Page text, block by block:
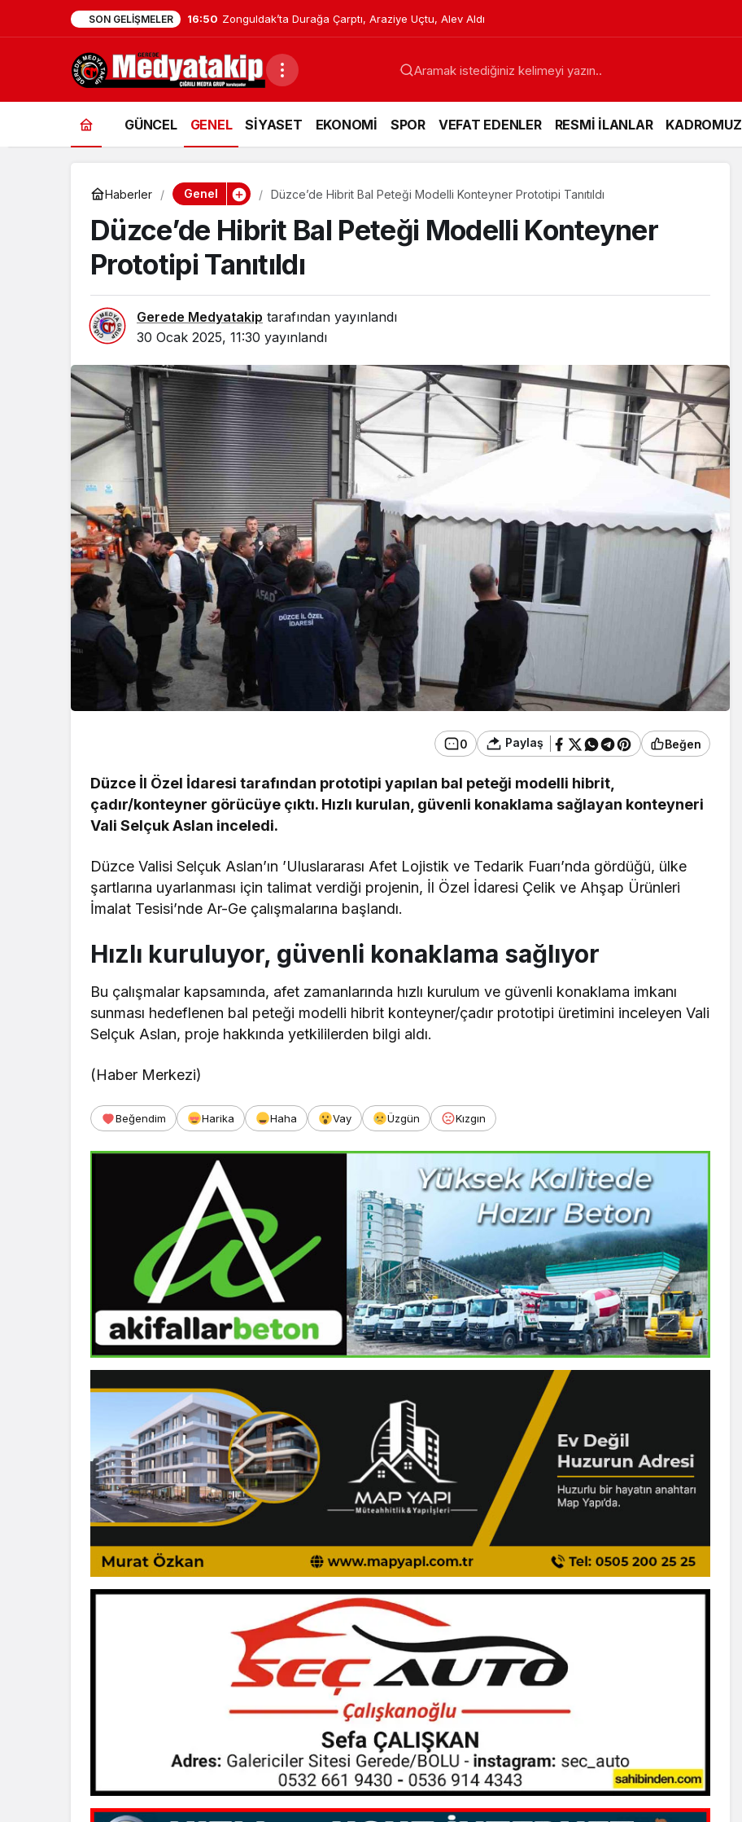
SON GELIŞMELER 16:48 Zonguldak’taki Hastaneler Afetlere Karşı Hazırlanıyor
GÜNCEL GENEL SİYASET EKONOMİ SPOR VEFAT EDENLER RESMİ İLANLAR KADROMUZ
Haberler Genel Düzce’de Hibrit Bal Peteği Modelli Konteyner Prototipi Tanıtıldı
Düzce’de Hibrit Bal Peteği Modelli Konteyner
Prototipi Tanıtıldı
Gerede Medyatakip tarafından yayınlandı
30 Ocak 2025, 11:30 yayınlandı
0 Paylaş Beğen
Düzce İl Özel İdaresi tarafından prototipi yapılan bal peteği modelli hibrit,
çadır/konteyner görücüye çıktı. Hızlı kurulan, güvenli konaklama sağlayan konteyneri
Vali Selçuk Aslan inceledi.
Düzce Valisi Selçuk Aslan’ın ’Uluslararası Afet Lojistik ve Tedarik Fuarı’nda gördüğü, ülke
şartlarına uyarlanması için talimat verdiği projenin, İl Özel İdaresi Çelik ve Ahşap Ürünleri
İmalat Tesisi’nde Ar-Ge çalışmalarına başlandı.
Hızlı kuruluyor, güvenli konaklama sağlıyor
Bu çalışmalar kapsamında, afet zamanlarında hızlı kurulum ve güvenli konaklama imkanı
sunması hedeflenen bal peteği modelli hibrit konteyner/çadır prototipi üretimini inceleyen Vali
Selçuk Aslan, proje hakkında yetkililerden bilgi aldı.
(Haber Merkezi)
Beğendim Harika Haha Vay Üzgün Kızgın
Genel
Zonguldak’ta Durağa
Çarptı, Araziye Uçtu,
Alev Aldı
Genel
Zonguldak’taki
Hastaneler Afetlere